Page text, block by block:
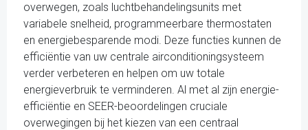
overwegen, zoals luchtbehandelingsunits met
variabele snelheid, programmeerbare thermostaten
en energiebesparende modi. Deze functies kunnen de
efficiëntie van uw centrale airconditioningsysteem
verder verbeteren en helpen om uw totale
energieverbruik te verminderen. Al met al zijn energie-
efficiëntie en SEER-beoordelingen cruciale
overwegingen bij het kiezen van een centraal